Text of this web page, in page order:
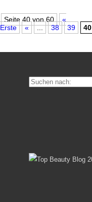
Seite 40 von 60
«
Erste
« ... 38 39 40